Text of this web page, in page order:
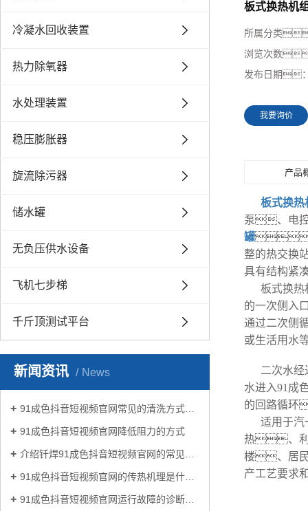
冷凝水回收装置
热力除氧器
水处理装置
稳压膨胀器
旋流除污器
储水罐
无负压供水设备
飞机七步梯
千斤顶测试平台
新闻资讯 News
91成色抖音短视频官网常见的清洗方式有哪些？
91成色抖音短视频官网降低阻力的方式
介绍钎焊91成色抖音短视频官网的常见类型有哪些
91成色抖音短视频官网的传热机理是什么?
91成色抖音短视频官网运行故障的诊断及处理方法
板式换热机
所属分类
浏览次数
发布日期
我要询价
产品
板式换热
泵、电
罐、
整的热交
具有结构
板式换
的一次侧入
通过二次侧
或生活用
二次水
水进入91
的回路循
适用于
热、利
楼、居
产工艺要求